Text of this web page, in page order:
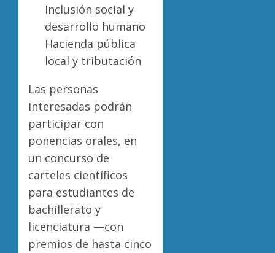
Inclusión social y
desarrollo humano
Hacienda pública
local y tributación
Las personas
interesadas podrán
participar con
ponencias orales, en
un concurso de
carteles científicos
para estudiantes de
bachillerato y
licenciatura —con
premios de hasta cinco